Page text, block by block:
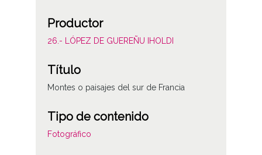
Productor
26.- LÓPEZ DE GUEREÑU IHOLDI
Título
Montes o paisajes del sur de Francia
Tipo de contenido
Fotográfico